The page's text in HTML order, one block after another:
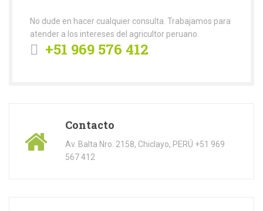
No dude en hacer cualquier consulta. Trabajamos para
atender a los intereses del agricultor peruano.
+51 969 576 412
Contacto
Av. Balta Nro. 2158, Chiclayo, PERÚ +51 969
567 412